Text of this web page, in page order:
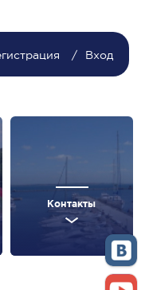
Вход
Контакты